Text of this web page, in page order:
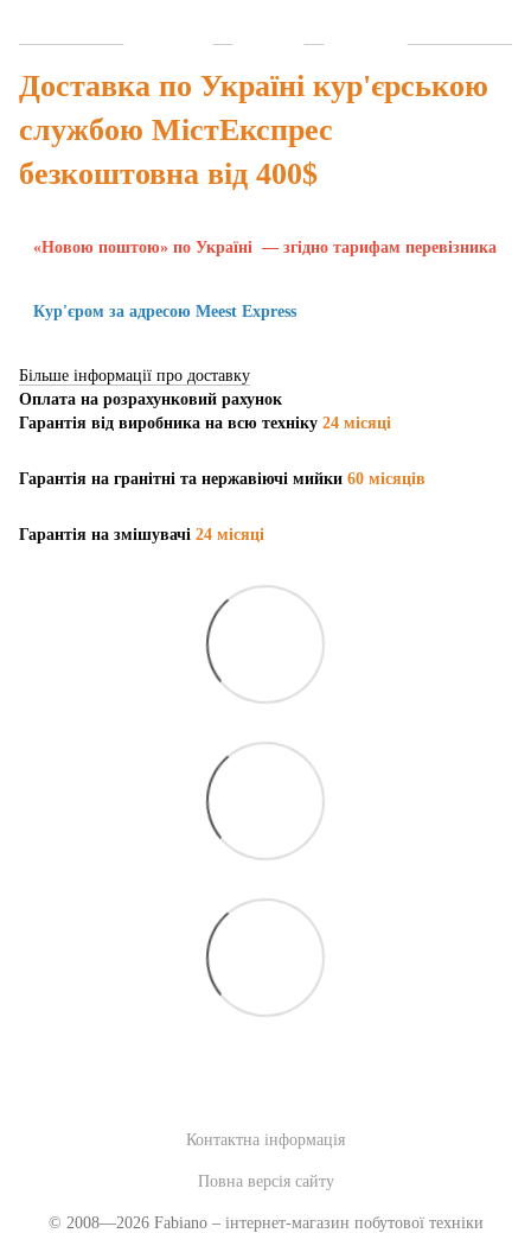
Доставка по Україні кур'єрською
службою МістЕкспрес
безкоштовна від 400$
«Новою поштою» по Україні — згідно тарифам перевізника
Кур'єром за адресою Meest Express
Більше інформації про доставку
Оплата на розрахунковий рахунок
Гарантія від виробника на всю техніку 24 місяці
Гарантія на гранітні та нержавіючі мийки 60 місяців
Гарантія на змішувачі 24 місяці
Контактна інформація
Повна версія сайту
© 2008—2026 Fabiano – інтернет-магазин побутової техніки